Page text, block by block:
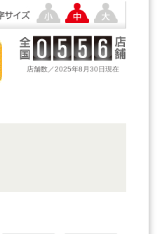
店舗数／2025年8月30日現在